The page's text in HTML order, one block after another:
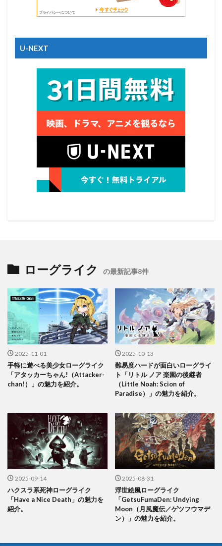
U-NEXT
ローグライク の最新記事8件
2025-11-01
手軽に遊べる美少女ローグライク
「アタッカーちゃん!（Attacker-
chan!）」の魅力を紹介。
2025-10-13
難易度ハードが面白いローグライ
ト「リトル ノア 楽園の後継者
（Little Noah: Scion of
Paradise）」の魅力を紹介。
2025-09-14
ハクスラ系死神ローグライク
「Have a Nice Death」の魅力を
紹介。
2025-08-31
浮世絵風ローグライク
「GetsuFumaDen: Undying
Moon（月風魔伝／ゲツフウマデ
ン）」の魅力を紹介。